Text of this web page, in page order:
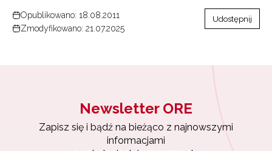
Opublikowano: 18.08.2011
Zmodyfikowano: 21.07.2025
Udostępnij
Newsletter ORE
Zapisz się i bądź na bieżąco z najnowszymi
informacjami